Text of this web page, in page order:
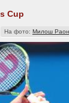
Cup
На фото: Милош